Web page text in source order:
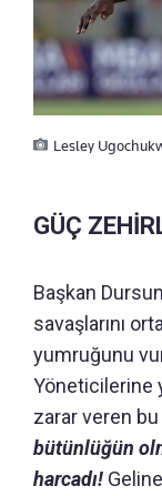
Lesley
GÜÇ
Başkan
savaşlarını
yumruğunu
Yöneticilerine
zarar veren bu
bütünlüğün
harcadı!